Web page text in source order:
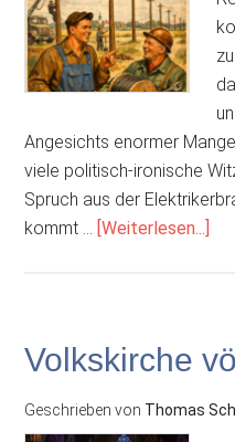
Angesichts enormer
viele politisch-ironische
Spruch aus der
kommt … [Weiterlesen...]
Volkskirche
Geschrieben von Thomas